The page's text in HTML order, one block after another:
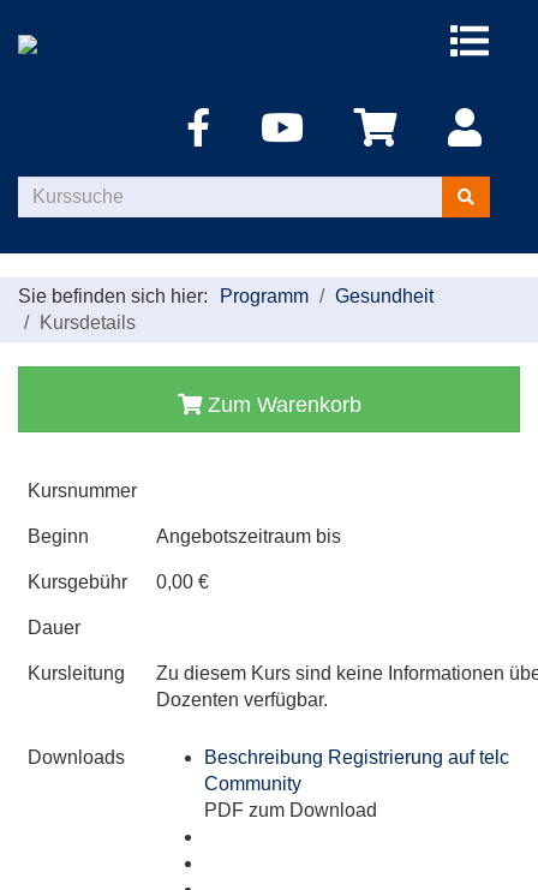
Menü
Kurse
suchen
Sie befinden sich hier: Programm
Gesundheit
Kursdetails
Zum Warenkorb
Kursnummer
Beginn Angebotszeitraum bis
Kursgebühr 0,00 €
Dauer
Kursleitung
Zu diesem Kurs sind keine Informationen
Dozenten verfügbar.
Downloads
Beschreibung Registrierung auf telc
Community
PDF zum Download